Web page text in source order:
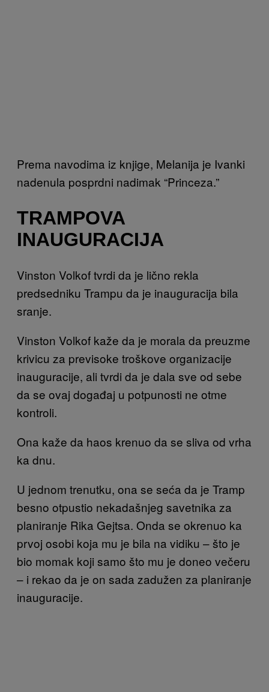
Prema navodima iz knjige, Melanija je Ivanki
nadenula posprdni nadimak “Princeza.”
TRAMPOVA
INAUGURACIJA
Vinston Volkof tvrdi da je lično rekla
predsedniku Trampu da je inauguracija bila
sranje.
Vinston Volkof kaže da je morala da preuzme
krivicu za previsoke troškove organizacije
inauguracije, ali tvrdi da je dala sve od sebe
da se ovaj događaj u potpunosti ne otme
kontroli.
Ona kaže da haos krenuo da se sliva od vrha
ka dnu.
U jednom trenutku, ona se seća da je Tramp
besno otpustio nekadašnjeg savetnika za
planiranje Rika Gejtsa. Onda se okrenuo ka
prvoj osobi koja mu je bila na vidiku – što je
bio momak koji samo što mu je doneo večeru
– i rekao da je on sada zadužen za planiranje
inauguracije.